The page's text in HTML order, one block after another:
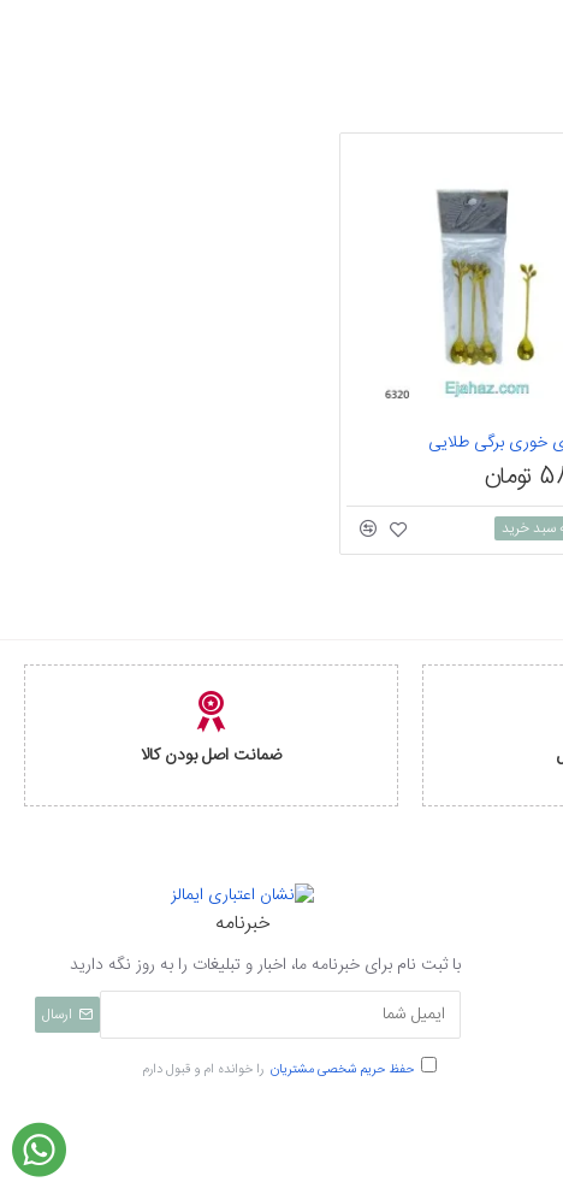
خوری برگی طلایی
سبد خرید
ضمانت اصل بودن کالا
خبرنامه
با ثبت نام برای خبرنامه ما، اخبار و تبلیغات را به روز نگه دارید
ارسال
حفظ حریم شخصی مشتریان را خوانده ام و قبول دارم